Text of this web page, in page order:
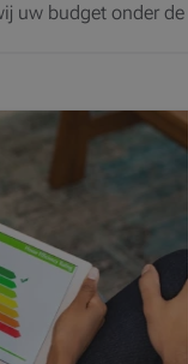
uw budget onder